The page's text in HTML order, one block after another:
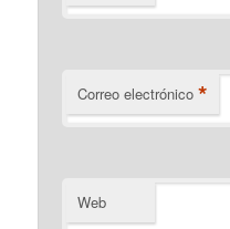
Correo electrónico *
Web